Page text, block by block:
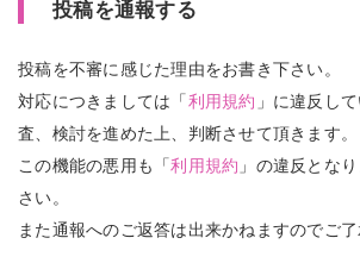
投稿を通報する
投稿を不審に感じた理由をお書き下さい。
対応につきましては「利用規約 」に違反し
査、検討を進めた上、判断させて頂きます。
この機能の悪用も「利用規約 」の違反とな
さい。
また通報へのご返答は出来かねますのでご了